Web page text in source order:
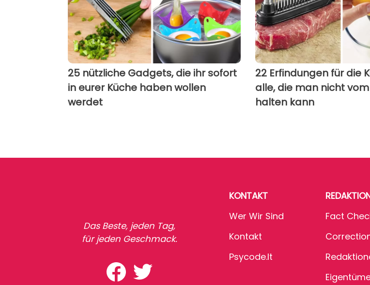
25 nützliche Gadgets, die ihr sofort
in eurer Küche haben wollen
werdet
22 Erfindungen für die
alle, die man nicht
halten kann
Das Beste, jeden Tag,
für jeden Geschmack.
KONTAKT
Wer Wir Sind
Kontakt
Psycode.it
Fact